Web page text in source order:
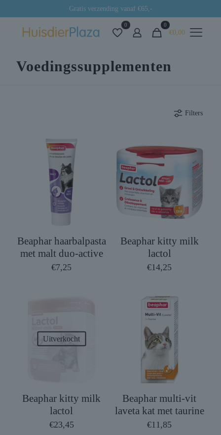
Gratis verzending vanaf €65,-
0 0
€0,00
Voedingssupplementen
Filters
Beaphar haarbalpasta
met malt duo-active
€7,25
Beaphar kitty milk
lactol
€14,25
Uitverkocht
Beaphar kitty milk
lactol
€23,45
Beaphar multi-vit
laveta kat met taurine
€11,85